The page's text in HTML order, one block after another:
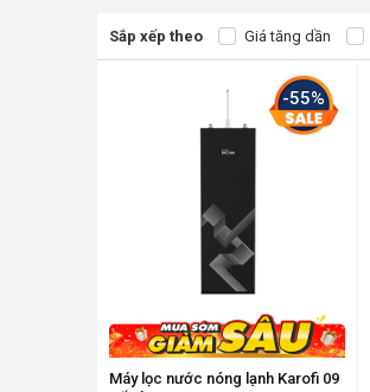
Sắp xếp theo Giá tăng dần
-55%
Máy lọc nước nóng lạnh Karofi 09